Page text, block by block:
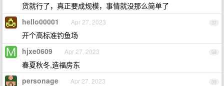
货就行了，真正要成规模，事情就没那么简单了
37
hello00001 Apr 27, 2023
开个高标准钓鱼场
38
hjxe0609 Apr 27, 2023
春夏秋冬,造福房东
39
personage Apr 27, 2023